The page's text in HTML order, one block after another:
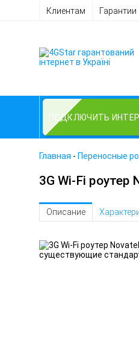
Клиентам Гарантии
ПОДКЛЮЧИТЬ
Главная - Переносные
3G Wi-Fi роутер
Описание